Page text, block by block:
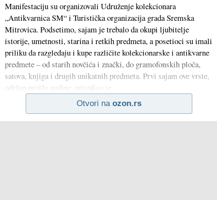
Manifestaciju su organizovali Udruženje kolekcionara
„Antikvarnica SM“ i Turistička organizacija grada Sremska
Mitrovica. Podsetimo, sajam je trebalo da okupi ljubitelje
istorije, umetnosti, starina i retkih predmeta, a posetioci su imali
priliku da razgledaju i kupe različite kolekcionarske i antikvarne
predmete – od starih novčića i znački, do gramofonskih ploča,
satova, knjiga i drugih unikatnih predmeta. Prvi sajam ove vrste,
održan prošle godine, privukao je
Otvori na ozon.rs